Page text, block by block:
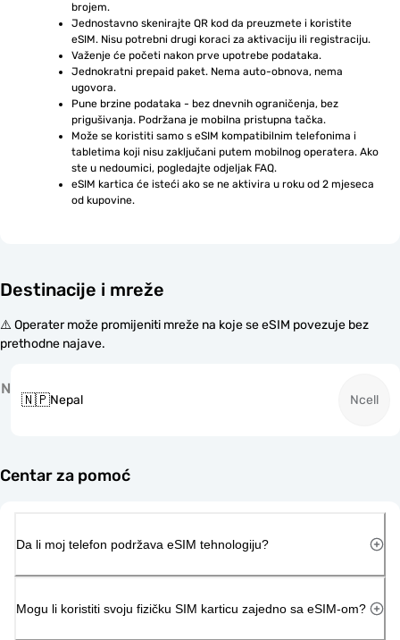
brojem.
Jednostavno skenirajte QR kod da preuzmete i koristite
eSIM. Nisu potrebni drugi koraci za aktivaciju ili registraciju.
Važenje će početi nakon prve upotrebe podataka.
Jednokratni prepaid paket. Nema auto-obnova, nema
ugovora.
Pune brzine podataka - bez dnevnih ograničenja, bez
prigušivanja. Podržana je mobilna pristupna tačka.
Može se koristiti samo s eSIM kompatibilnim telefonima i
tabletima koji nisu zaključani putem mobilnog operatera. Ako
ste u nedoumici, pogledajte odjeljak FAQ.
eSIM kartica će isteći ako se ne aktivira u roku od 2 mjeseca
od kupovine.
Destinacije i mreže
⚠️ Operater može promijeniti mreže na koje se eSIM povezuje bez
prethodne najave.
N
🇳🇵Nepal Ncell
Centar za pomoć
Da li moj telefon podržava eSIM tehnologiju?
Mogu li koristiti svoju fizičku SIM karticu zajedno sa eSIM-om?